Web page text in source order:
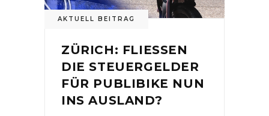
AKTUELL BEITRAG
ZÜRICH: FLIESSEN
DIE STEUERGELDER
FÜR PUBLIBIKE NUN
INS AUSLAND?